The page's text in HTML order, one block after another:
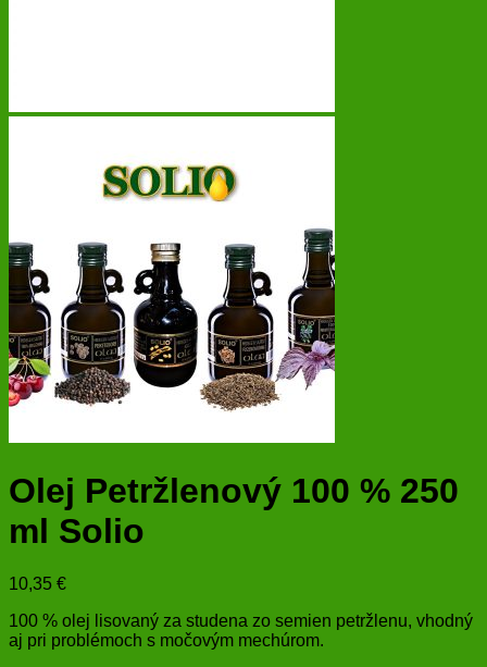
Olej Petržlenový 100 % 250
ml Solio
10,35 €
100 % olej lisovaný za studena zo semien petržlenu, vhodný
aj pri problémoch s močovým mechúrom.